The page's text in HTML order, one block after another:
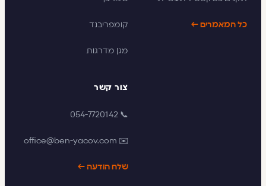
קומפריבנד
מגן מדרגות
כל המאמרים ←
צור קשר
📞 054-7720142
✉️ office@ben-yacov.com
שלח הודעה ←